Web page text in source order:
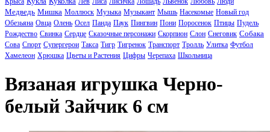
Медведь Мишка Моллюск Музыка Музыкант Мышь Насекомые Новый год
Обезьяна Овца Олень Осел Панда Паук Пингвин Пони Поросенок Птицы Пудель
Рождество Свинка Сердце Сказочные персонажи Скорпион Слон Снеговик Собака
Сова Спорт Супергерои Такса Тигр Тигренок Транспорт Тролль Улитка Футбол
Хамелеон Хрюшка Цветы и Растения Цифры Черепаха Школьница
Вязаная игрушка Черно-
белый Зайчик 6 см